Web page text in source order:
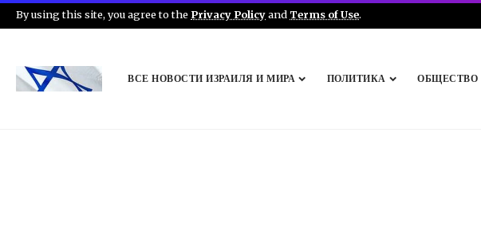
By using this site, you agree to the Privacy Policyand Terms of Use.
ВСЕ НОВОСТИ ИЗРАИЛЯ И МИРА ПОЛИТИКА ОБЩЕСТВО